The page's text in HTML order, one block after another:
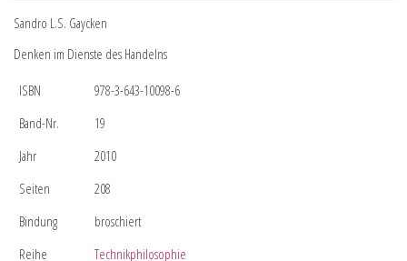
Sandro L.S. Gaycken
Denken im Dienste des Handelns
ISBN
978-3-643-10098-6
Band-Nr.
19
Jahr
2010
Seiten
208
Bindung
broschiert
Reihe
Technikphilosophie